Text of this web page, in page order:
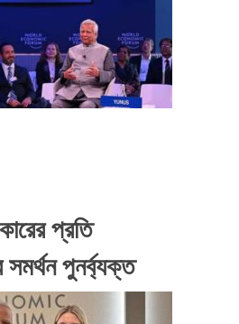
প্রতি
সমর্থন পুনর্ব্যক্ত